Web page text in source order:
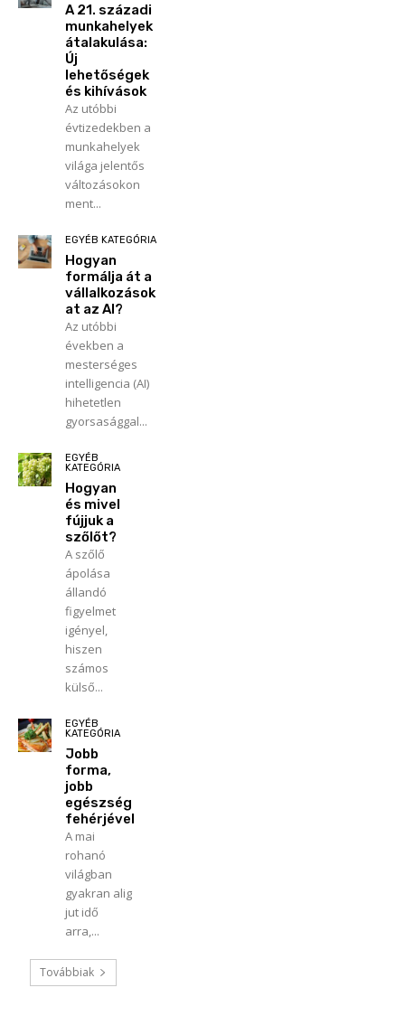
A 21. századi
munkahelyek
átalakulása:
Új
lehetőségek
és kihívások
Az utóbbi
évtizedekben a
munkahelyek
világa jelentős
változásokon
ment...
EGYÉB KATEGÓRIA
Hogyan
formálja át a
vállalkozások
at az AI?
Az utóbbi
években a
mesterséges
intelligencia (AI)
hihetetlen
gyorsasággal...
EGYÉB
KATEGÓRIA
Hogyan
és mivel
fújjuk a
szőlőt?
A szőlő
ápolása
állandó
figyelmet
igényel,
hiszen
számos
külső...
EGYÉB
KATEGÓRIA
Jobb
forma,
jobb
egészség
fehérjével
A mai
rohanó
világban
gyakran alig
jut idő
arra,...
Továbbiak